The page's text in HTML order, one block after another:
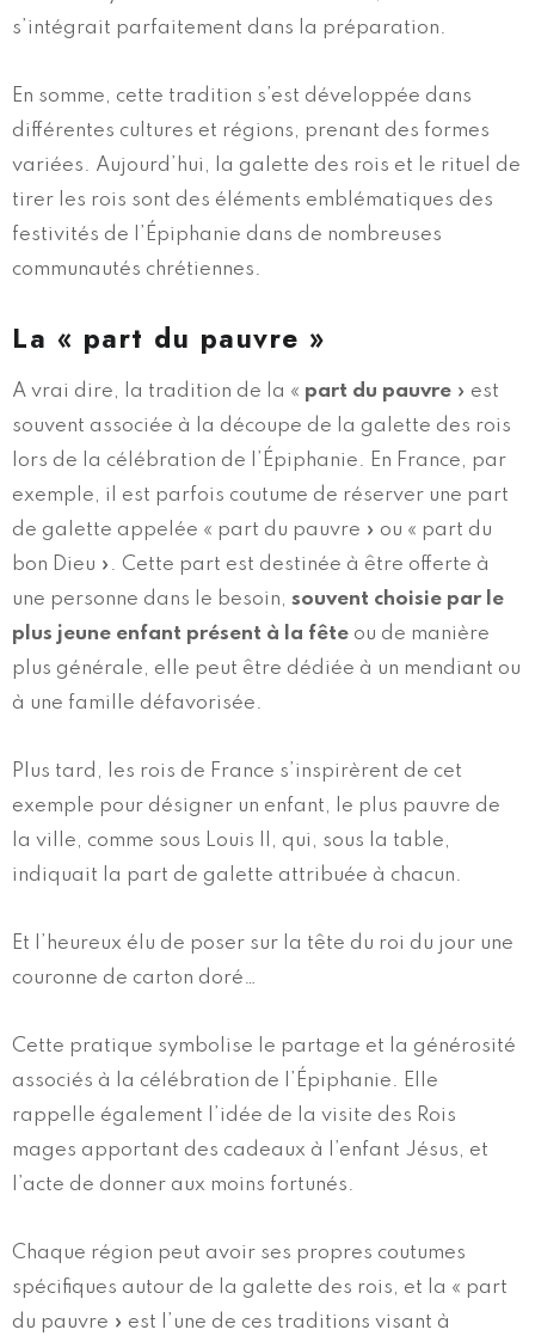
s’intégrait parfaitement dans la préparation.
En somme, cette tradition s’est développée dans
différentes cultures et régions, prenant des formes
variées. Aujourd’hui, la galette des rois et le rituel de
tirer les rois sont des éléments emblématiques des
festivités de l’Épiphanie dans de nombreuses
communautés chrétiennes.
La « part du pauvre »
A vrai dire, la tradition de la « part du pauvre » est
souvent associée à la découpe de la galette des rois
lors de la célébration de l’Épiphanie. En France, par
exemple, il est parfois coutume de réserver une part
de galette appelée « part du pauvre » ou « part du
bon Dieu ». Cette part est destinée à être offerte à
une personne dans le besoin, souvent choisie par le
plus jeune enfant présent à la fête ou de manière
plus générale, elle peut être dédiée à un mendiant ou
à une famille défavorisée.
Plus tard, les rois de France s’inspirèrent de cet
exemple pour désigner un enfant, le plus pauvre de
la ville, comme sous Louis II, qui, sous la table,
indiquait la part de galette attribuée à chacun.
Et l’heureux élu de poser sur la tête du roi du jour une
couronne de carton doré…
Cette pratique symbolise le partage et la générosité
associés à la célébration de l’Épiphanie. Elle
rappelle également l’idée de la visite des Rois
mages apportant des cadeaux à l’enfant Jésus, et
l’acte de donner aux moins fortunés.
Chaque région peut avoir ses propres coutumes
spécifiques autour de la galette des rois, et la « part
du pauvre » est l’une de ces traditions visant à